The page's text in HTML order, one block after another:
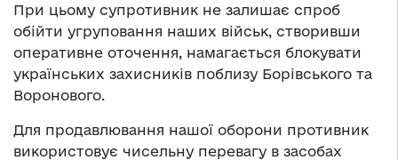
При цьому супротивник не залишає спроб
обійти угруповання наших військ, створивши
оперативне оточення, намагається блокувати
українських захисників поблизу Борівського та
Воронового.
Для продавлювання нашої оборони противник
використовує чисельну перевагу в засобах